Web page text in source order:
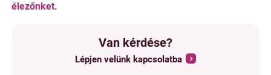
élezőnket.
Van kérdése?
Lépjen velünk kapcsolatba